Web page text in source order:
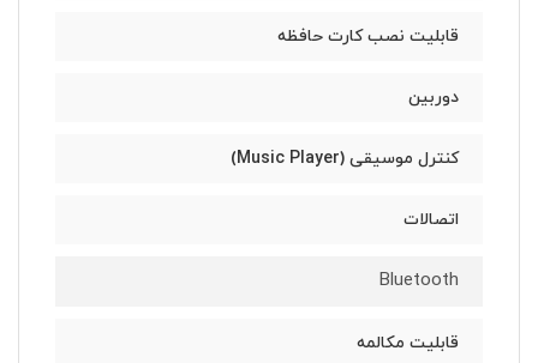
قابلیت نصب کارت حافظه
دوربین
کنترل موسیقی (Music Player)
اتصالات
Bluetooth
قابلیت مکالمه